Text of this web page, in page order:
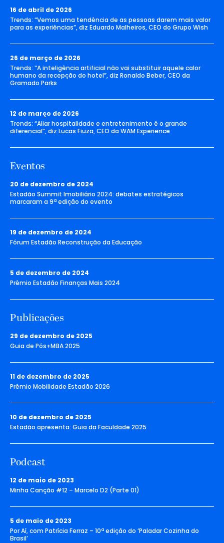
16 de abril de 2026
Trends: “Vemos uma tendência de as pessoas darem mais valor
para as experiências”, diz Eduardo Malheiros, CEO do Grupo Wish
26 de março de 2026
Trends: “A inteligência artificial não vai substituir aquele calor
humano da recepção do hotel”, diz Ronaldo Beber, CEO da
Gramado Parks
12 de março de 2026
Trends: “Aliar hospitalidade e entretenimento é o grande
diferencial”, diz Lucas Fiuza, CEO da WAM Experience
Eventos
20 de dezembro de 2024
Estadão Summit Imobiliário 2024: debates estratégicos
marcaram a 9ª edição do evento
19 de dezembro de 2024
Fórum Estadão Reconstrução da Educação
5 de dezembro de 2024
Prêmio Estadão Finanças Mais 2024
Publicações
29 de dezembro de 2025
Guia de Pós+MBA 2025
11 de dezembro de 2025
Prêmio Mobilidade Estadão 2026
10 de dezembro de 2025
Estadão apresenta: Guia da Faculdade 2025
Podcast
12 de maio de 2023
Minha Canção #12 – Marcelo D2 (Parte 01)
5 de maio de 2023
Por Aí, com Patrícia Ferraz – 10ª edição do ‘Paladar Cozinha do
Brasil’